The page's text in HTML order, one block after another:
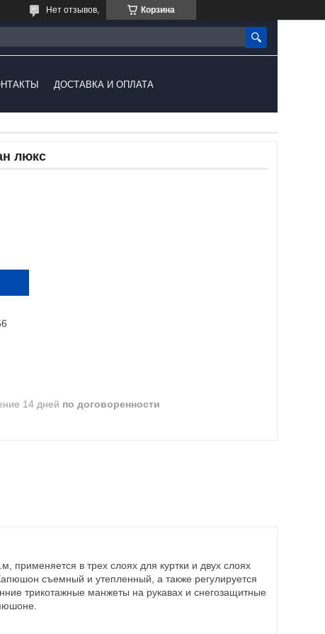
Корзина
Нет отзывов,
ДОСТАВКА И ОПЛАТА
люкс
14 дней по договоренности
применяется в трех слоях для куртки и двух слоях
съемный и утепленный, а также регулируется
трикотажные манжеты на рукавах и снегозащитные